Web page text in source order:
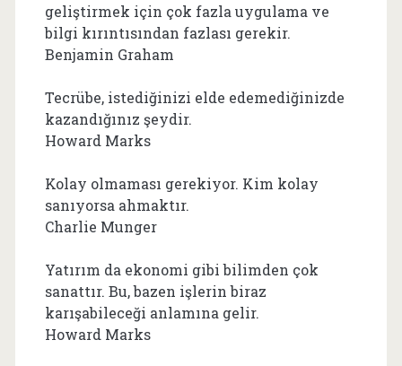
geliştirmek için çok fazla uygulama ve
bilgi kırıntısından fazlası gerekir.
Benjamin Graham
Tecrübe, istediğinizi elde edemediğinizde
kazandığınız şeydir.
Howard Marks
Kolay olmaması gerekiyor. Kim kolay
sanıyorsa ahmaktır.
Charlie Munger
Yatırım da ekonomi gibi bilimden çok
sanattır. Bu, bazen işlerin biraz
karışabileceği anlamına gelir.
Howard Marks